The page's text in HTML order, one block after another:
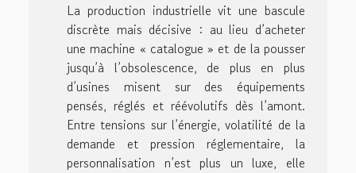
La production industrielle vit une bascule
discrète mais décisive : au lieu d’acheter
une machine « catalogue » et de la pousser
jusqu’à l’obsolescence, de plus en plus
d’usines misent sur des équipements
pensés, réglés et réévolutifs dès l’amont.
Entre tensions sur l’énergie, volatilité de la
demande et pression réglementaire, la
personnalisation n’est plus un luxe, elle